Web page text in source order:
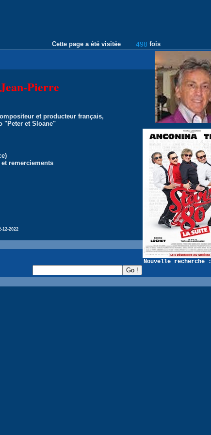
Cette page a été visitée 498 fois
Pierre
et producteur français,
"Peter et Sloane"
remerciements
12-2022
recherche :